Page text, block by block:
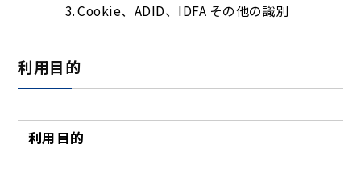
Cookie、ADID、IDFA その他の識別
利用目的
利用目的